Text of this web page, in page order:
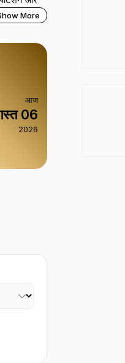
मांग और
इसलिए अपने
More
आज
06
2026